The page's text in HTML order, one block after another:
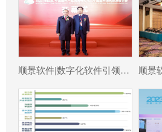
顺景软件|数字化软件引领新材料产业绿色智造新篇章